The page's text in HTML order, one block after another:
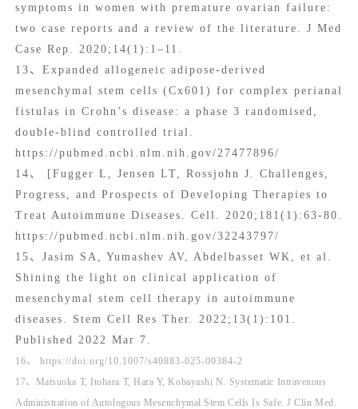
symptoms in women with premature ovarian failure:
two case reports and a review of the literature. J Med
Case Rep. 2020;14(1):1–11.
13、Expanded allogeneic adipose-derived
mesenchymal stem cells (Cx601) for complex perianal
fistulas in Crohn’s disease: a phase 3 randomised,
double-blind controlled trial.
https://pubmed.ncbi.nlm.nih.gov/27477896/
14、 [Fugger L, Jensen LT, Rossjohn J. Challenges,
Progress, and Prospects of Developing Therapies to
Treat Autoimmune Diseases. Cell. 2020;181(1):63-80.
https://pubmed.ncbi.nlm.nih.gov/32243797/
15、Jasim SA, Yumashev AV, Abdelbasset WK, et al.
Shining the light on clinical application of
mesenchymal stem cell therapy in autoimmune
diseases. Stem Cell Res Ther. 2022;13(1):101.
Published 2022 Mar 7.
16、 https://doi.org/10.1007/s40883-025-00384-2
17、Matsuoka T, Itohara T, Hara Y, Kobayashi N. Systematic Intravenous
Administration of Autologous Mesenchymal Stem Cells Is Safe. J Clin Med.